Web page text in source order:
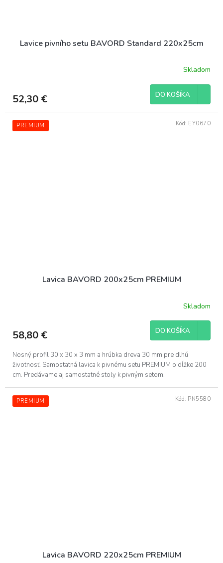
Lavice pivního setu BAVORD Standard 220x25cm
Skladom
52,30 € DO KOŠÍKA
PREMIUM
Lavica BAVORD 200x25cm PREMIUM
Skladom
58,80 € DO KOŠÍKA
Nosný profil 30 x 30 x 3 mm a hrúbka dreva 30 mm pre dlhú
životnosť. Samostatná lavica k pivnému setu PREMIUM o dĺžke 200
cm. Predávame aj samostatné stoly k pivným setom.
Kód: EY0670
PREMIUM
Lavica BAVORD 220x25cm PREMIUM
Kód: PN5580